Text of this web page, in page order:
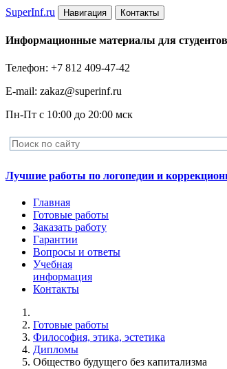
SuperInf.ru Навигация Контакты
Информационные материалы для студентов
Телефон: +7 812 409-47-42
E-mail: zakaz@superinf.ru
Пн-Пт с 10:00 до 20:00 мск
Лучшие работы по логопедии и
Главная
Готовые работы
Заказать работу
Гарантии
Вопросы и ответы
Учебная
информация
Контакты
Готовые работы
Философия, этика, эстетика
Дипломы
Общество будущего без капитализма